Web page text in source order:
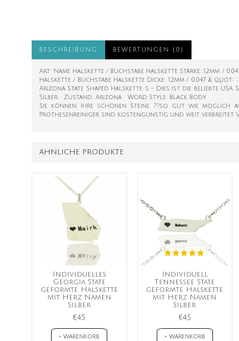
BESCHREIBUNG BEWERTUNGEN (0)
Art: Name Halskette / Buchstabe Halskette Stärke: 1.2mm /
Halskette / Buchstabe Halskette Dicke: 1.2mm / 0.047 &
Arizona State Shaped Halskette s - Dies ist die beliebte
Silber Zustand; Arizona Word Style: Black Body
Sie können Ihre schönen Steine ??so gut wie möglich
Prothesenreiniger sind kostengünstig und weit verbreitet.
ÄHNLICHE PRODUKTE
Individuelles
Georgia State
geformte Halskette
mit Herz Namen
Silber
€45
+ WARENKORB
Individuell
Tennessee State
geformte Halskette
mit Herz Namen
Silber
€45
+ WARENKORB